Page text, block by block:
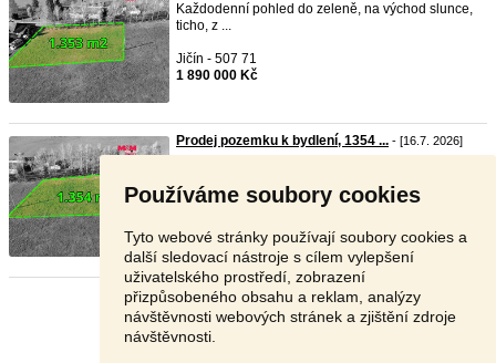
Používáme soubory cookies
Tyto webové stránky používají soubory cookies a
další sledovací nástroje s cílem vylepšení
uživatelského prostředí, zobrazení
přizpůsobeného obsahu a reklam, analýzy
návštěvnosti webových stránek a zjištění zdroje
návštěvnosti.
Každodenní pohled do zeleně, na východ slunce,
ticho, z ...
Jičín - 507 71
1 890 000 Kč
Prodej pozemku k bydlení, 1354 ... - [16.7. 2026]
1 890 000 Kč
Stránka: 1 2 3 Další